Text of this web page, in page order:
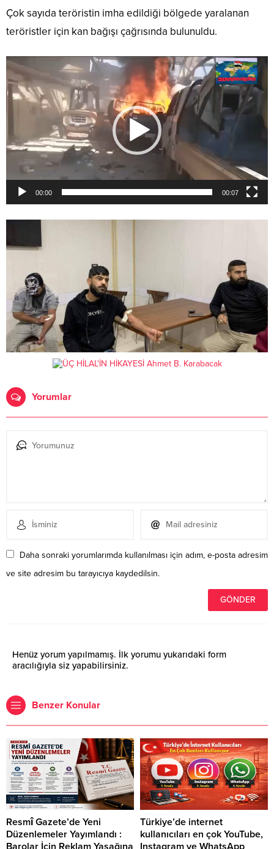
Çok sayıda teröristin imha edildiği bölgede yaralanan
teröristler için kan bağışı çağrısında bulunuldu.
Video
oynatıcı
00:00 00:07
Yorumlar
Daha sonraki yorumlarımda kullanılması için adım, e-posta adresim
ve site adresim bu tarayıcıya kaydedilsin.
Henüz yorum yapılmamış. İlk yorumu yukarıdaki form
aracılığıyla siz yapabilirsiniz.
Benzer Konular
Resmî Gazete’de Yeni
Düzenlemeler Yayımlandı :
Türkiye’de internet
kullanıcıları en çok YouTube,